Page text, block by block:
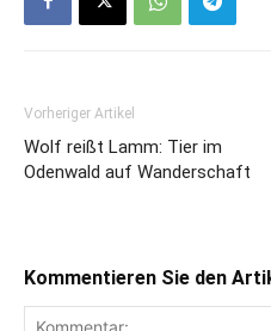
Vorheriger Artikel
Wolf reißt Lamm: Tier im
Odenwald auf Wanderschaft
Kommentieren Sie den